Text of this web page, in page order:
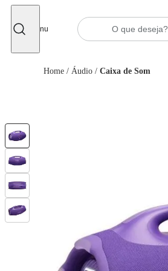
Menu
Home / Áudio / Caixa de Som